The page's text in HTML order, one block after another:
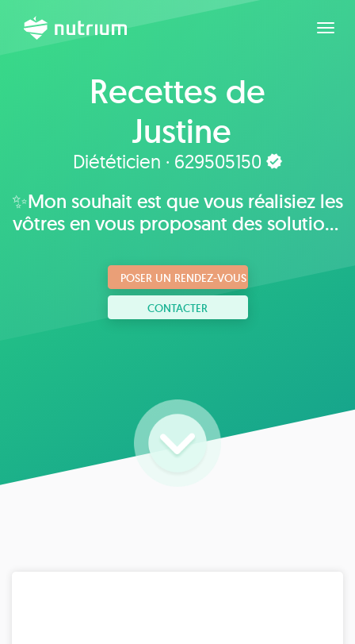
Recettes de
Justine
Diététicien · 629505150
✨Mon souhait est que vous réalisiez les
vôtres en vous proposant des solutions
habitudes et mode de vie.
POSER UN RENDEZ-VOUS
CONTACTER